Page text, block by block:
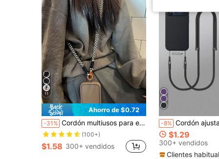
11
Ahorro de $0.72
-31% Cordón multiusos para el teléfono, correa cruzada para el cuello para hombres y mujeres, accesorios de moda y creativos anti-pérdida y anti-caída con hebilla de doble cabezal largo para bolso, cámara, regalos para la madre, la familia, los amigos, el cumpleaños, las vacaciones, colgante de teléfono, cadena de teléfono
(100+)
$1.58 300+ vendidos
-8% Cordón ajustable de doble hebilla para teléfono, largo cruzado, accesorio colgante unisex para smartphone, cuerda de poliéster tejida anti-pérdida y
$1.29
300+ vendidos
Clientes